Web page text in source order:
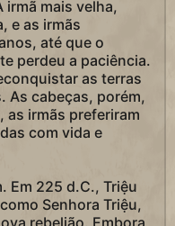
irmã mais velha,
e as irmãs
até que o
perdeu a paciência.
as terras
As cabeças, porém,
as irmãs preferiram
com vida e
Em 225 d.C., Triệu
Senhora Triệu,